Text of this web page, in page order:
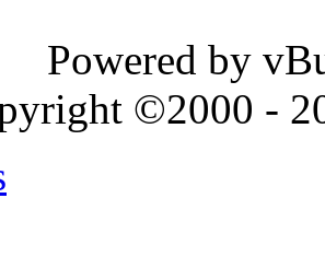
Powered by
©2000 -